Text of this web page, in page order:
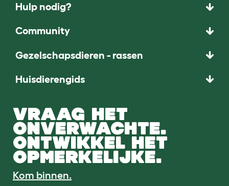
Hulp nodig?
Community
Gezelschapsdieren - rassen
Huisdierengids
VRAAG HET
ONVERWACHTE.
ONTWIKKEL HET
OPMERKELIJKE.
Kom binnen.